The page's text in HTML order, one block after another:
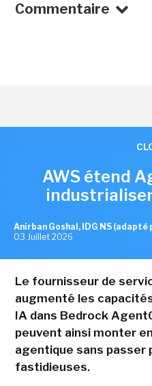
Commentaire
AWS étend
Anirban Goshal, IDG NS (adapté
03 Juillet 2026
Le fournisseur de
augmenté les
IA dans Bedrock
peuvent ainsi monter
agentique sans passer
fastidieuses.